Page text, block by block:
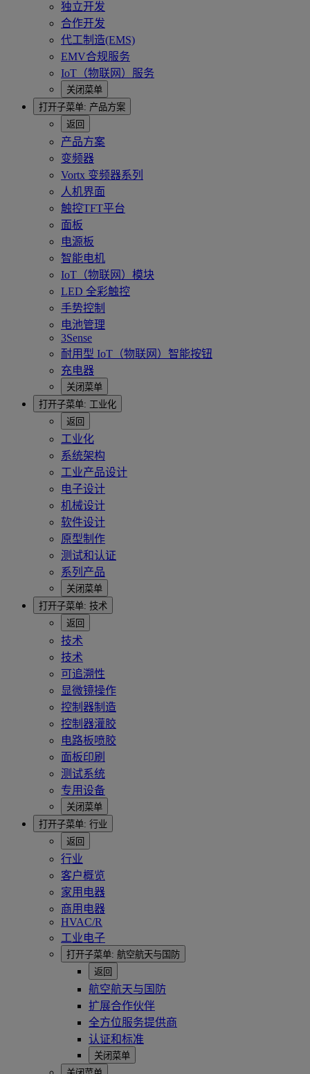
独立开发
合作开发
代工制造(EMS)
EMV合规服务
IoT（物联网）服务
关闭菜单
打开子菜单: 产品方案
返回
产品方案
变频器
Vortx 变频器系列
人机界面
触控TFT平台
面板
电源板
智能电机
IoT（物联网）模块
LED 全彩触控
手势控制
电池管理
3Sense
耐用型 IoT（物联网）智能按钮
充电器
关闭菜单
打开子菜单: 工业化
返回
工业化
系统架构
工业产品设计
电子设计
机械设计
软件设计
原型制作
测试和认证
系列产品
关闭菜单
打开子菜单: 技术
返回
技术
技术
可追溯性
显微镜操作
控制器制造
控制器灌胶
电路板喷胶
面板印刷
测试系统
专用设备
关闭菜单
打开子菜单: 行业
返回
行业
客户概览
家用电器
商用电器
HVAC/R
工业电子
打开子菜单: 航空航天与国防
返回
航空航天与国防
扩展合作伙伴
全方位服务提供商
认证和标准
关闭菜单